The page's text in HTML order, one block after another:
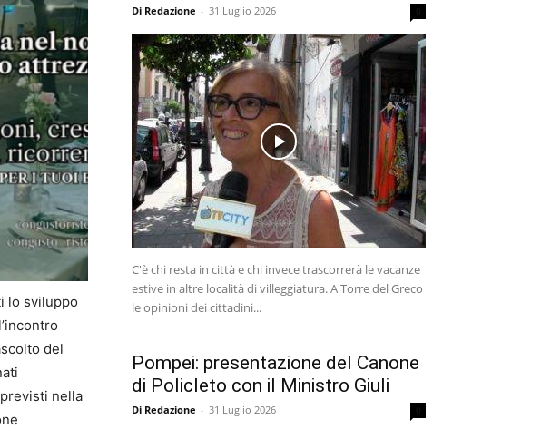
lo sviluppo
del
nella
Di Redazione - 31 Luglio 2026
C'è chi resta in città e chi invece trascorrerà le vacanze
estive in altre località di villeggiatura. A Torre del Greco
le opinioni dei cittadini...
Pompei: presentazione del Canone
di Policleto con il Ministro Giuli
Di Redazione - 31 Luglio 2026